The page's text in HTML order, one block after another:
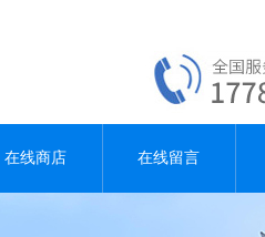
在线商店 在线留言